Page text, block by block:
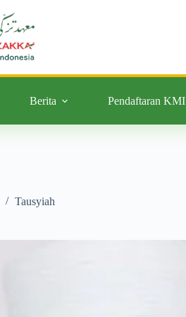
Berita Pendaftaran KMI
Tausyiah